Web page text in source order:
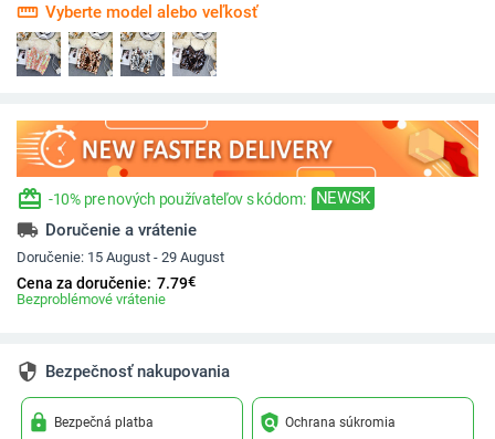
straighten Vyberte model alebo veľkosť
redeem -10% pre nových používateľov s kódom: NEWSK
local_shipping Doručenie a vrátenie
Doručenie: 15 August - 29 August
Cena za doručenie: 7.79€
Bezproblémové vrátenie
security Bezpečnosť nakupovania
lock Bezpečná platba policy Ochrana súkromia